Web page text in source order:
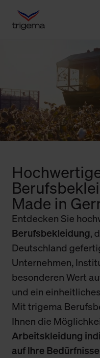
Made in
Entdecken Sie
Berufsbekleidung,
Deutschland
Unternehmen,
besonderen Wert
und ein
Mit trigema
Ihnen die
Arbeitskleidung
auf Ihre Bedürfnisse